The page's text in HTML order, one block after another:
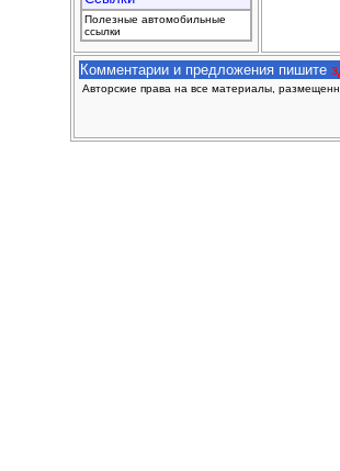
Полезные автомобильные
ссылки
Комментарии и предложения пишите
Авторские права на все материалы,